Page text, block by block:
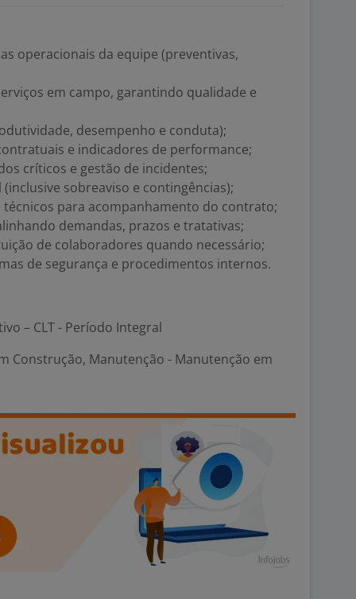
operacionais da equipe (preventivas,
em campo, garantindo qualidade e
desempenho e conduta);
e indicadores de performance;
críticos e gestão de incidentes;
sobreaviso e contingências);
para acompanhamento do contrato;
demandas, prazos e tratativas;
de colaboradores quando necessário;
de segurança e procedimentos internos.
– CLT - Período Integral
Construção, Manutenção - Manutenção em